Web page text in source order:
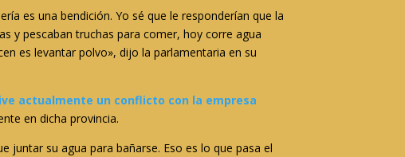
es una bendición. Yo sé que le responderían que la
y pescaban truchas para comer, hoy corre agua
es levantar polvo», dijo la parlamentaria en su
actualmente un conflicto con la empresa
en dicha provincia.
juntar su agua para bañarse. Eso es lo que pasa el